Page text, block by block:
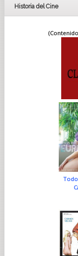
Historia del Cine